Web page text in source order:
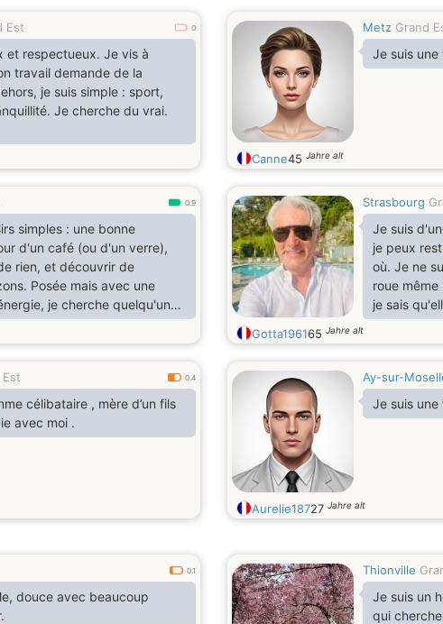
Est 0
et respectueux. Je vis à
travail demande de la
je suis simple : sport,
Je cherche du vrai.
Metz Grand
Je suis une
Canne45 Jahre alt
0.9
simples : une bonne
d'un café (ou d'un verre),
rien, et découvrir de
Posée mais avec une
je cherche quelqu'un
qui partager de bons
où cela peut nous mener. Si
Strasbourg
Je suis
je peux
où. Je ne
roue
je sais
fois que
fini, je suis
s'en
suis
l'injustice
Gotta196165 Jahre alt
Est 0.4
célibataire , mère d’un fils
avec moi .
Ay-sur-
Je suis une
Aurelie18727 Jahre alt
0.1
douce avec beaucoup
Thionville
Je suis un
qui